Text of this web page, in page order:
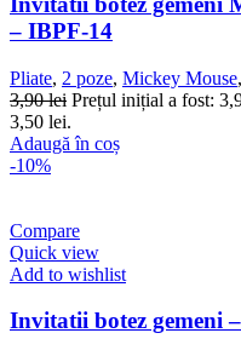
– IBPF-14
Pliate, 2 poze, Mickey Mouse,
3,90lei Prețul inițial a fost:
3,50 lei.
Adaugă în coș
-10%
Compare
Quick view
Add to wishlist
Invitatii botez gemeni